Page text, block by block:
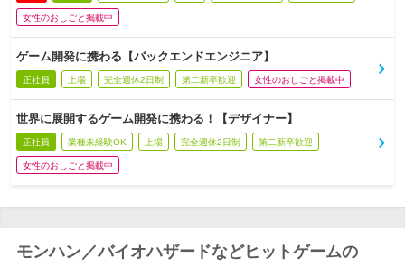
女性のおしごと掲載中
ゲーム開発に携わる【バックエンドエンジニア】
正社員 上場 完全週休2日制 第二新卒歓迎 女性のおしごと掲載中
世界に展開するゲーム開発に携わる！【デザイナー】
正社員 業種未経験OK 上場 完全週休2日制 第二新卒歓迎
女性のおしごと掲載中
モンハン／バイオハザードなどヒットゲームの